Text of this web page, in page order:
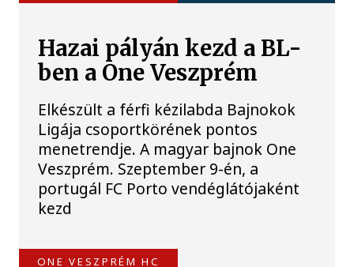
Hazai pályán kezd a BL-
ben a One Veszprém
Elkészült a férfi kézilabda Bajnokok
Ligája csoportkörének pontos
menetrendje. A magyar bajnok One
Veszprém. Szeptember 9-én, a
portugál FC Porto vendéglátójaként
kezd
ONE VESZPRÉM HC